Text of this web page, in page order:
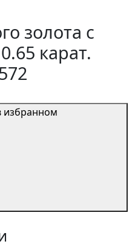
золота с
карат.
избранном